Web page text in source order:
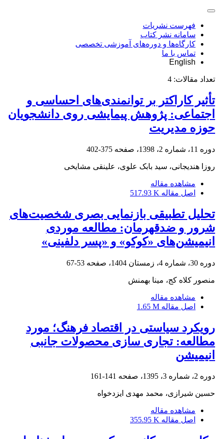
فهرست نشریات
سامانه نشر کتاب
کارگاه‌ها و دوره‌های آموزشی تخصصی
تماس با ما
English
تعداد مقالات: 4
تأثیر کاراکتر بر توانمندی‌های احساسی و
اجتماعی: پژوهش پیمایشی روی دانشجویان
حوزه مدیریت
دوره 11، شماره 2، 1398، صفحه 375-402
روزا هندیجانی، سید بابک علوی، علینقی مشایخی
مشاهده مقاله
اصل مقاله 517.93 K
تحلیل تطبیقی بازنمایی بصری شخصیت‌های
شرور و ضدقهرمان: مطالعه موردی
انیمیشن‌های «کوکو» و «پسر دلفینی»
دوره 30، شماره 4، زمستان 1404، صفحه 53-67
منصور کلاه کج، مینا بهمنش
مشاهده مقاله
اصل مقاله 1.65 M
رویکرد سیاستی در اقتصاد فرهنگ؛ مورد
مطالعه: تجاری سازی محصولات جانبی
انیمیشن
دوره 2، شماره 3، 1395، صفحه 141-161
حسین شیرازی، محمد مهدی ایزدخواه
مشاهده مقاله
اصل مقاله 355.95 K